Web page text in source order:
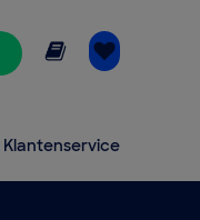
Online lezen
Klantenservice